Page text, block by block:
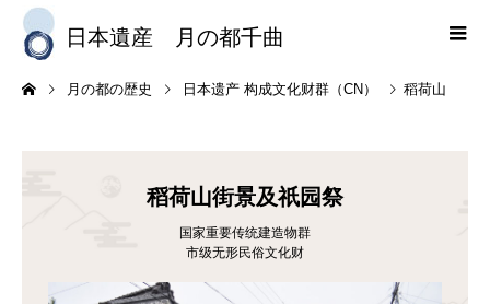
日本遺産 月の都千曲
月の都の歴史 日本遗产 构成文化财群（CN） 稻荷山街景及祇园祭（CN）
稻荷山街景及祇园祭
国家重要传统建造物群
市级无形民俗文化财